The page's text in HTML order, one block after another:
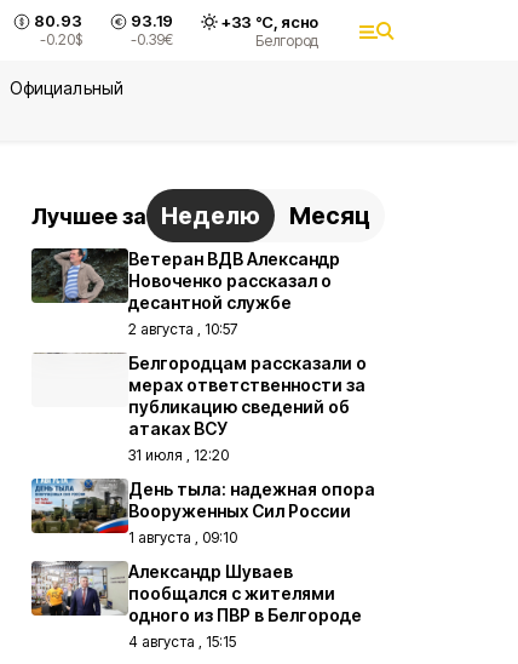
80.93
-0.20$
93.19
-0.39€
+33 °С, ясно
Белгород
Официальный
Лучшее за Неделю Месяц
Ветеран ВДВ Александр
Новоченко рассказал о
десантной службе
2 августа , 10:57
Белгородцам рассказали о
мерах ответственности за
публикацию сведений об
атаках ВСУ
31 июля , 12:20
День тыла: надежная опора
Вооруженных Сил России
1 августа , 09:10
Александр Шуваев
пообщался с жителями
одного из ПВР в Белгороде
4 августа , 15:15